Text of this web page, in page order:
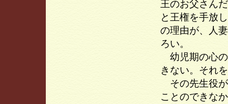
王のお父さん
と王権を手放
の理由が、人
ろい。
幼児期の心の
きない。それ
その先生役が
ことのできな